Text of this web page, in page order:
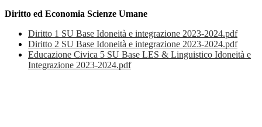
Diritto ed Economia Scienze Umane
Diritto 1 SU Base Idoneità e integrazione 2023-2024.pdf
Diritto 2 SU Base Idoneità e integrazione 2023-2024.pdf
Educazione Civica 5 SU Base LES & Linguistico Idoneità e
Integrazione 2023-2024.pdf